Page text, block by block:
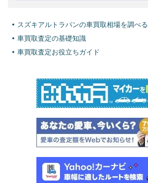
スズキアルトラパンの車買取相場を調べる
車買取査定の基礎知識
車買取査定お役立ちガイド